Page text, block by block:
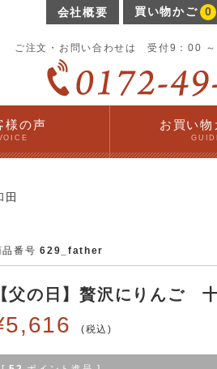
会社概要 買い物かご 0
ご注文・お問い合わせは 受付9：00 ～
様の声 お買い物
品番号 629_father
父の日】贅沢にりんご
5,616 税込